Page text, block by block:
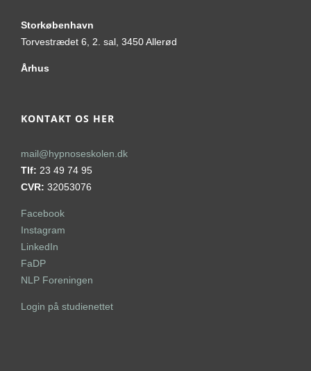
Storkøbenhavn
Torvestrædet 6, 2. sal, 3450 Allerød
Århus
KONTAKT OS HER
mail@hypnoseskolen.dk
Tlf: 23 49 74 95
CVR: 32053076
Facebook
Instagram
LinkedIn
FaDP
NLP Foreningen
Login på studienettet